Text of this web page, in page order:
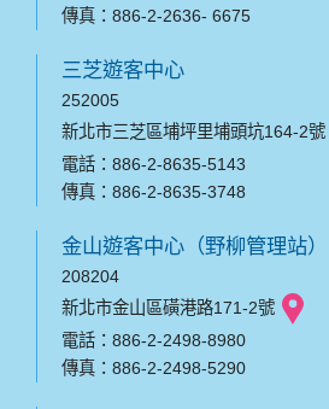
傳真：886-2-2636- 6675
三芝遊客中心
252005
新北市三芝區埔坪里埔頭坑164-2號
電話：886-2-8635-5143
傳真：886-2-8635-3748
金山遊客中心（野柳管理站）
208204
新北市金山區磺港路171-2號
電話：886-2-2498-8980
傳真：886-2-2498-5290